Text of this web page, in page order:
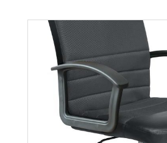
Lucas
Więcej